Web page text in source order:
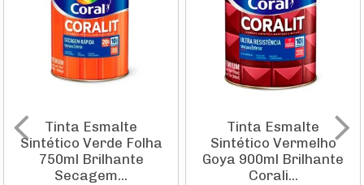
Tinta Esmalte
Sintético Verde Folha
750ml Brilhante
Secagem...
Tinta Esmalte
Sintético Vermelho
Goya 900ml Brilhante
Corali...